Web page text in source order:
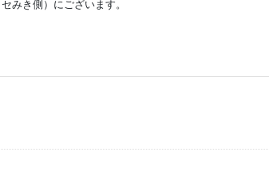
みき側）にございます。